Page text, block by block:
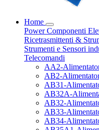
Home
PowerComponenti
Ricetrasmittenti &
Strumenti e Sensori
Telecomandi
AA2-
AB2-
AB31-
AB32A-
AB32-
AB33-
AB34-